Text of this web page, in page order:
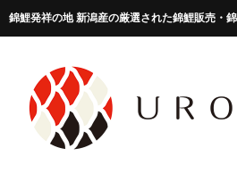
錦鯉発祥の地 新潟産の厳選された錦鯉販売・
錦鯉販売 株式会社